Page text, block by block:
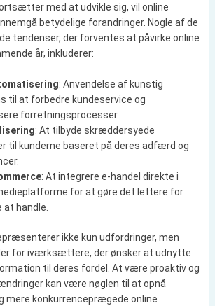
med at udvikle sig, vil online
betydelige forandringer. Nogle af de
tendenser, der forventes at påvirke online
år, inkluderer:
: Anvendelse af kunstig
til at forbedre kundeservice og
forretningsprocesser.
: At tilbyde skræddersyede
til kunderne baseret på deres adfærd og
: At integrere e-handel direkte i
for at gøre det lettere for
at handle.
ikke kun udfordringer, men
for iværksættere, der ønsker at udnytte
til deres fordel. At være proaktiv og
kan være nøglen til at opnå
mere konkurrenceprægede online